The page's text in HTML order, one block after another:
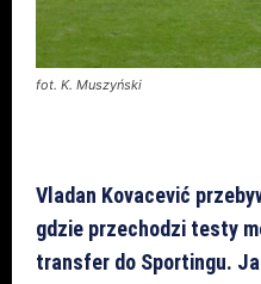
fot. K. Muszyński
Vladan Kovacević
gdzie przechodzi testy
transfer do Sportingu.